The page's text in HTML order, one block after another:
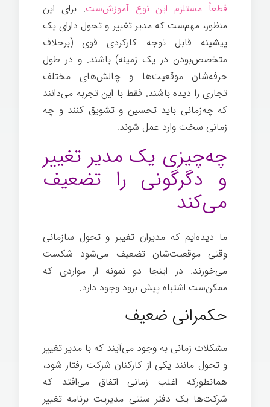
قطعاً مستلزم این نوع آموزش‌ست. برای این
منظور، مهم‌ست که مدیر تغییر و تحول دارای یک
پیشینه قابل توجه کارکردی قوی (برخلاف
متخصص‌بودن در یک زمینه) باشند. و در طول
حرفه‌شان موقعیت‌ها و چالش‌های مختلف
تجاری را دیده باشند. فقط با این تجربه می‌دانند
که چه‌زمانی باید تحسین و تشویق کنند و چه
زمانی سخت وارد عمل شوند.
چه‌چیزی یک مدیر تغییر
و دگرگونی را تضعیف
می‌کند
ما دیده‌ایم که مدیران تغییر و تحول سازمانی
وقتی موقعیت‌شان تضعیف می‌شود شکست
می‌خورند. در اینجا دو نمونه از مواردی که
ممکن‌ست اشتباه پیش برود وجود دارد.
حکمرانی ضعیف
مشکلات زمانی به وجود می‌آیند که با مدیر تغییر
و تحول مانند یکی از کارکنان شرکت رفتار شود،
همانطورکه اغلب زمانی اتفاق می‌افتد که
شرکت‌ها یک دفتر سنتی مدیریت برنامه تغییر